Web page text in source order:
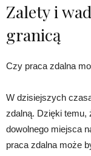
Zalety i
granicą
Czy praca zdalna
W dzisiejszych
zdalną. Dzięki temu,
dowolnego miejsca
praca zdalna może